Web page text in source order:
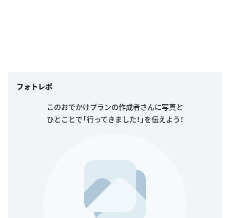
フォトレポ
このおでかけプランの作成者さんに写真と
ひとことで「行ってきました！」を伝えよう！